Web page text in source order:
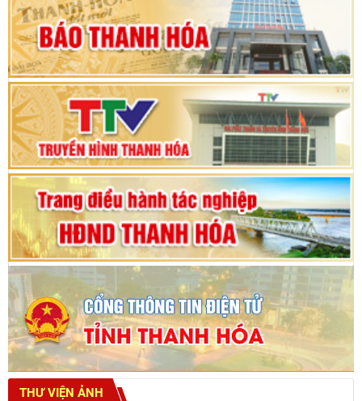
hội khóa XV
Phiên thảo luận Kỳ họp thứ 24, HĐND tỉnh
Thanh Hóa khóa XVIII, nhiệm kỳ 2021 - 2026
Bế mạc Kỳ họp thứ hai bốn, Hội đồng nhân dân
tỉnh khoá XVIII
THƯ VIỆN ẢNH